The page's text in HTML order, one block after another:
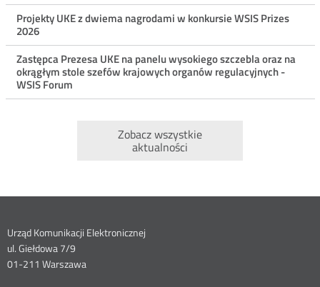
Projekty UKE z dwiema nagrodami w konkursie WSIS Prizes
2026
Zastępca Prezesa UKE na panelu wysokiego szczebla oraz na
okrągłym stole szefów krajowych organów regulacyjnych -
WSIS Forum
Zobacz wszystkie
aktualności
Dane
kontaktowe
Urząd Komunikacji Elektronicznej
ul. Giełdowa 7/9
01-211 Warszawa